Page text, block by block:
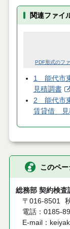
関連ファイ
PDF形式のフ
1 能代市
見積調書
2 能代市
賃貸借 見
このペ
総務部 契約検査
〒016-8501
電話：0185-
E-mail：